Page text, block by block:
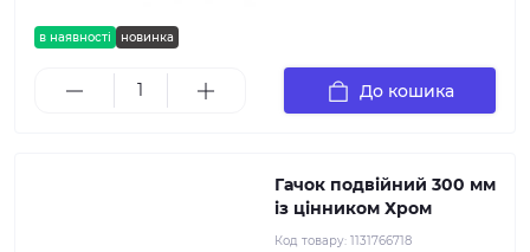
в наявності новинка
До кошика
Гачок подвійний 300 мм
із цінником Хром
Код товару: 1131766718